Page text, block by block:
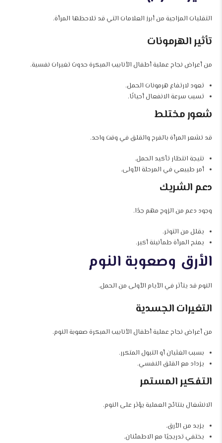
التقلبات المزاجية من أبرز العلامات التي قد تلاحظها المرأة.
تأثير الهرمونات
من أعراض نجاح عملية أطفال الأنابيب المبكرة حدوث تغيرات نفسية.
تعود لارتفاع هرمونات الحمل.
تسبب سرعة الانفعال أحيانًا.
شعور مختلط
قد تشعر المرأة بالفرح والقلق في وقت واحد.
نتيجة انتظار تأكيد الحمل.
أمر طبيعي في المرحلة الأولى.
دعم الشريك
وجود دعم من الزوج مهم جدًا.
يقلل من التوتر.
يمنح المرأة طمأنينة أكبر.
الأرق وصعوبة النوم
النوم قد يتأثر في الأيام الأولى من الحمل.
التغيرات الجسدية
من أعراض نجاح عملية أطفال الأنابيب المبكرة صعوبة النوم.
بسبب الغثيان أو التبول المتكرر.
يزداد مع القلق النفسي.
التفكير المستمر
الانشغال بنتائج العملية يؤثر على النوم.
يزيد من الأرق.
يختفي تدريجيًا مع الاطمئنان.